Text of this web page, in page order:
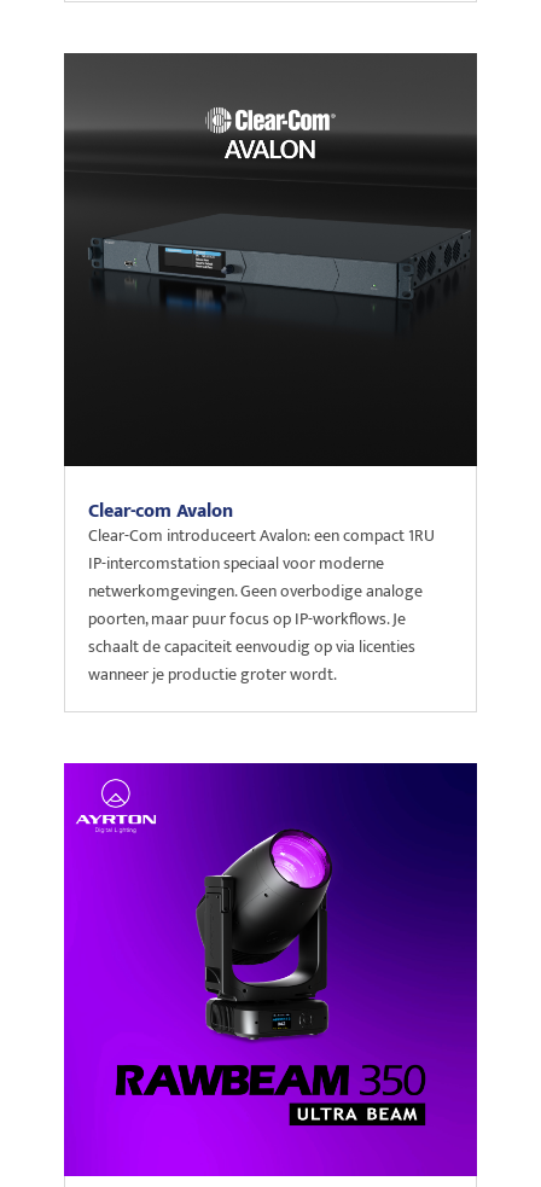
Clear-com Avalon
Clear-Com introduceert Avalon: een compact 1RU
IP-intercomstation speciaal voor moderne
netwerkomgevingen. Geen overbodige analoge
poorten, maar puur focus op IP-workflows. Je
schaalt de capaciteit eenvoudig op via licenties
wanneer je productie groter wordt.